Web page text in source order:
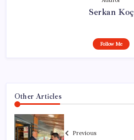
Serkan Koç
Follow Me
Other Articles
Previous